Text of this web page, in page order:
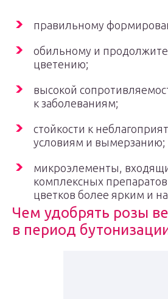
правильному
обильному и
цветению;
высокой
к заболеваниям;
стойкости к
условиям и вымерзанию;
микроэлементы,
комплексных
цветков более ярким и
Чем удобрять розы
в период